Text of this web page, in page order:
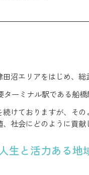
沼エリアをはじめ、
ーミナル駅である船
けておりますが、そ
社会にどのように貢
生と活力ある地